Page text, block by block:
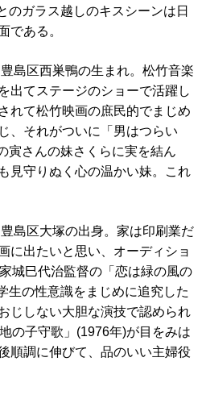
のガラス越しのキスシーンは日
である。
島区西巣鴨の生まれ。松竹音楽
出てステージのショーで活躍し
れて松竹映画の庶民的でまじめ
、それがついに「男はつらい
寅さんの妹さくらに実を結ん
見守りぬく心の温かい妹。これ
島区大塚の出身。家は印刷業だ
に出たいと思い、オーディショ
城巳代治監督の「恋は緑の風の
生の性意識をまじめに追究した
じしない大胆な演技で認められ
の子守歌」(1976年)が目をみは
順調に伸びて、品のいい主婦役